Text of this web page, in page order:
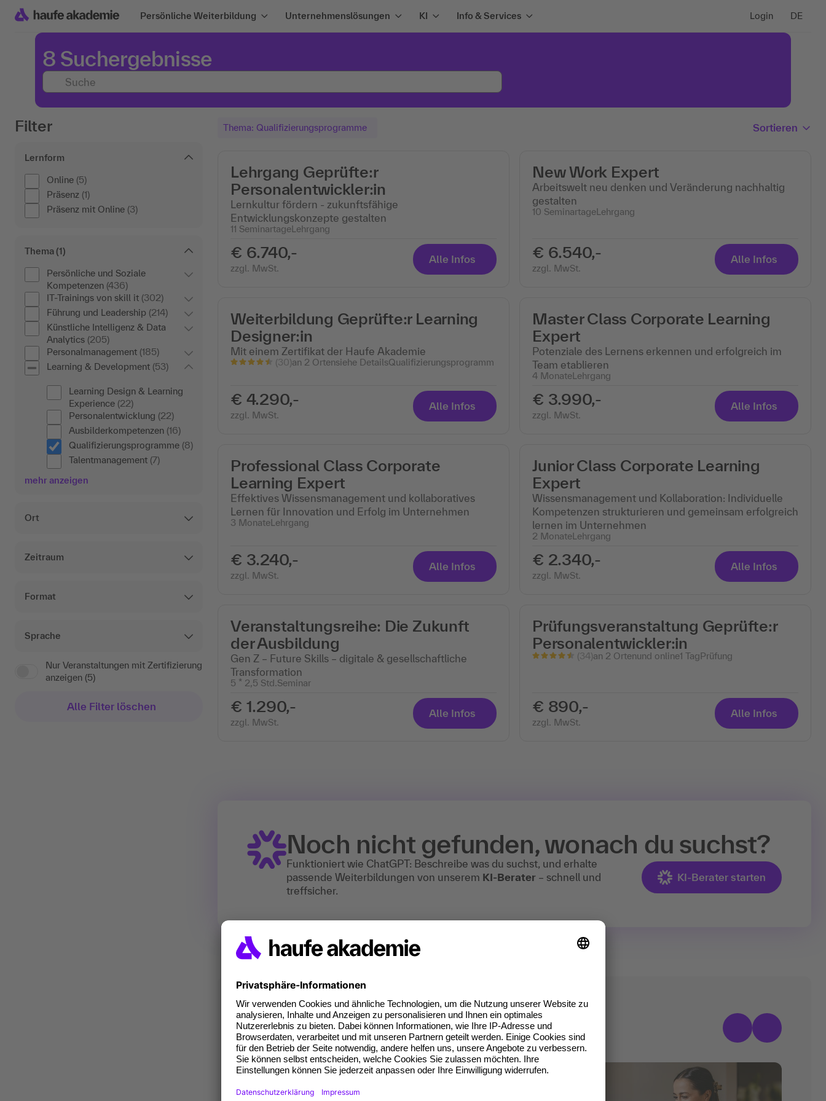
Persönliche Weiterbildung Unternehmenslösungen KI Info & Services Login DE
8 Suchergebnisse
Filter
Lernform
Online (5)
Präsenz (1)
Präsenz mit Online (3)
Thema(1)
Persönliche und Soziale
Kompetenzen (436)
IT-Trainings von skill it (302)
Führung und Leadership (214)
Künstliche Intelligenz & Data
Analytics (205)
Personalmanagement (185)
Learning & Development (53)
Learning Design & Learning
Experience (22)
Personalentwicklung (22)
Ausbilderkompetenzen (16)
Qualifizierungsprogramme (8)
Talentmanagement (7)
mehr anzeigen
Ort
Zeitraum
Format
Sprache
Nur Veranstaltungen mit Zertifizierung
anzeigen (5)
Alle Filter löschen
Thema: Qualifizierungsprogramme Sortieren
Lehrgang Geprüfte:r
Personalentwickler:in
Lernkultur fördern - zukunftsfähige
Entwicklungskonzepte gestalten
11 SeminartageLehrgang
€ 6.740,-
zzgl. MwSt.
Alle Infos
New Work Expert
Arbeitswelt neu denken und Veränderung nachhaltig
gestalten
10 SeminartageLehrgang
€ 6.540,-
zzgl. MwSt.
Alle Infos
Weiterbildung Geprüfte:r Learning
Designer:in
Mit einem Zertifikat der Haufe Akademie
(30)an 2 Ortensiehe DetailsQualifizierungsprogramm
€ 4.290,-
zzgl. MwSt.
Alle Infos
Master Class Corporate Learning
Expert
Potenziale des Lernens erkennen und erfolgreich im
Team etablieren
4 MonateLehrgang
€ 3.990,-
zzgl. MwSt.
Alle Infos
Professional Class Corporate
Learning Expert
Effektives Wissensmanagement und kollaboratives
Lernen für Innovation und Erfolg im Unternehmen
3 MonateLehrgang
€ 3.240,-
zzgl. MwSt.
Alle Infos
Junior Class Corporate Learning
Expert
Wissensmanagement und Kollaboration: Individuelle
Kompetenzen strukturieren und gemeinsam erfolgreich
lernen im Unternehmen
2 MonateLehrgang
€ 2.340,-
zzgl. MwSt.
Alle Infos
Veranstaltungsreihe: Die Zukunft
der Ausbildung
Gen Z – Future Skills – digitale & gesellschaftliche
Transformation
5 * 2,5 Std.Seminar
€ 1.290,-
zzgl. MwSt.
Alle Infos
Prüfungsveranstaltung Geprüfte:r
Personalentwickler:in
(34)an 2 Ortenund online1 TagPrüfung
€ 890,-
zzgl. MwSt.
Alle Infos
Noch nicht gefunden, wonach du suchst?
Funktioniert wie ChatGPT: Beschreibe was du suchst, und erhalte
passende Weiterbildungen von unserem KI-Berater – schnell und
treffsicher.
KI-Berater starten
Für dich interessante Blog-Beiträge
Zum Haufe Akademie Blog